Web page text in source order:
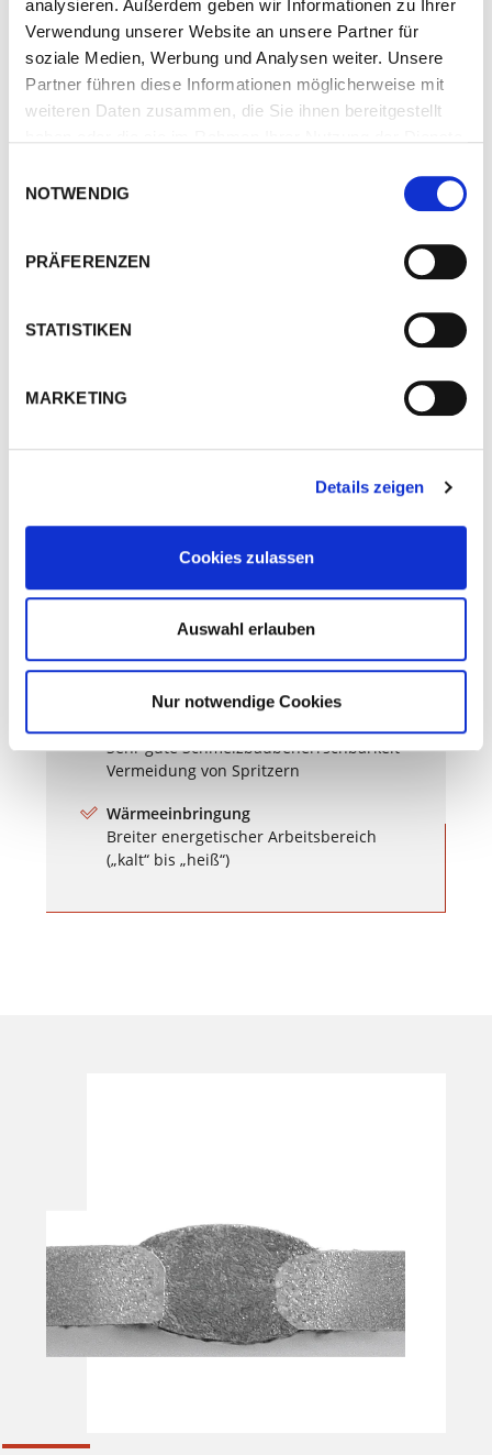
analysieren. Außerdem geben wir Informationen zu Ihrer
Verwendung unserer Website an unsere Partner für
soziale Medien, Werbung und Analysen weiter. Unsere
Partner führen diese Informationen möglicherweise mit
weiteren Daten zusammen, die Sie ihnen bereitgestellt
NOTWENDIG
PRÄFERENZEN
STATISTIKEN
MARKETING
Details zeigen
Cookies zulassen
Auswahl erlauben
Nur notwendige Cookies
Keyfacts
Optimale Wurzelnähte ohne den Einsatz
Wurzelschweißen
Spaltüberbrückung
Kein Wechsel der Schweißprozesse nötig
Minimierte Spritzer im Kurzlichtbogen
Optimiert auf Schweißungen mit Spalt
Hohe Spaltüberbrückung durch moderat
Sehr gute Schmelzbadbeherrschbarkeit
Vermeidung von Spritzern
Wärmeeinbringung
Breiter energetischer Arbeitsbereich
(„kalt“ bis „heiß“)